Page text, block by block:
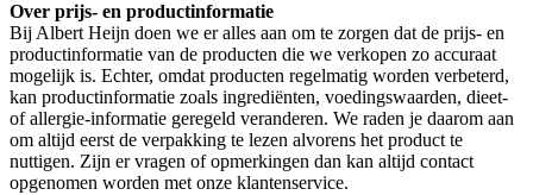
Over prijs- en productinformatie
Bij Albert Heijn doen we er alles aan om te zorgen dat de prijs- en
productinformatie van de producten die we verkopen zo accuraat
mogelijk is. Echter, omdat producten regelmatig worden verbeterd,
kan productinformatie zoals ingrediënten, voedingswaarden, dieet-
of allergie-informatie geregeld veranderen. We raden je daarom aan
om altijd eerst de verpakking te lezen alvorens het product te
nuttigen. Zijn er vragen of opmerkingen dan kan altijd contact
opgenomen worden met onze klantenservice.